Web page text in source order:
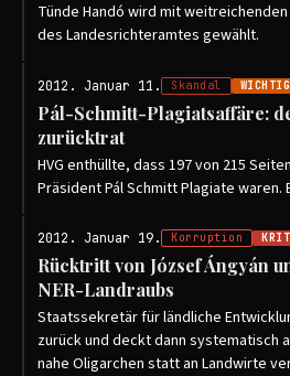
Tünde Handó wird mit
des Landesrichteramtes gewählt.
2012. Januar 11. Skandal WICHTIG
Pál-Schmitt-Plagiatsaffäre:
zurücktrat
HVG enthüllte, dass 197 von 215
Präsident Pál Schmitt Plagiate waren.
2012. Januar 19. Korruption
Rücktritt von József Ángyán
NER-Landraubs
Staatssekretär für ländliche
zurück und deckt dann systematisch
nahe Oligarchen statt an Landwirte